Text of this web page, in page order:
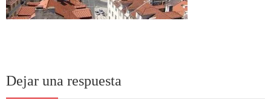
Dejar una respuesta